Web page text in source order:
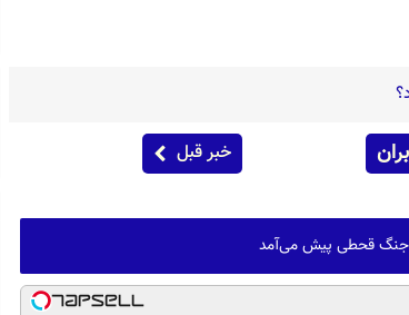
خبر قبل
جنگ قحطی پیش می‌آمد